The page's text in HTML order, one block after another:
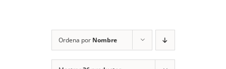
Blog
Eventos
Ordena por Nombre